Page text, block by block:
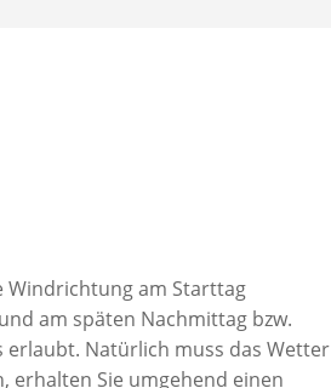
Windrichtung am Starttag
am späten Nachmittag bzw.
Natürlich muss das Wetter
erhalten Sie umgehend einen